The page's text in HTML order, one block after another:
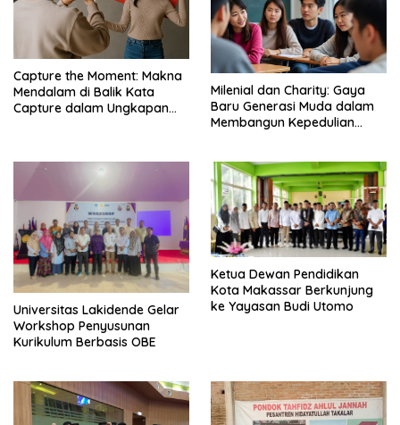
Capture the Moment: Makna
Mendalam di Balik Kata
Capture dalam Ungkapan
Milenial dan Charity: Gaya
Baru Generasi Muda dalam
Membangun Kepedulian
Universitas Lakidende Gelar
Workshop Penyusunan
Kurikulum Berbasis OBE
Ketua Dewan Pendidikan
Kota Makassar Berkunjung
ke Yayasan Budi Utomo